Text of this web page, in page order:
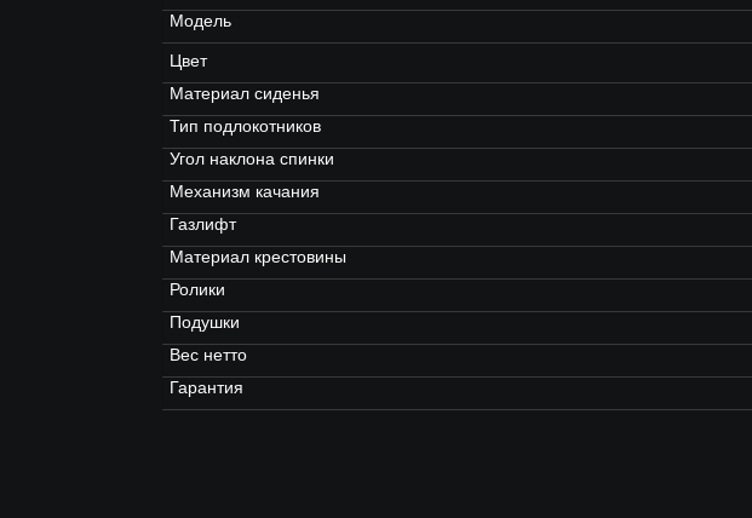
Модель
Цвет
Материал сиденья
Тип подлокотников
Угол наклона спинки
Механизм качания
Газлифт
Материал крестовины
Ролики
Подушки
Вес нетто
Гарантия